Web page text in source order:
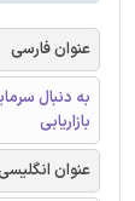
عنوان فارسی
به دنبال
بازاریابی
عنوان